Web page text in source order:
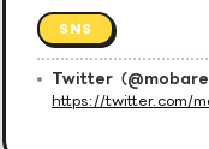
SNS
Twitter（
https://twitter.com/